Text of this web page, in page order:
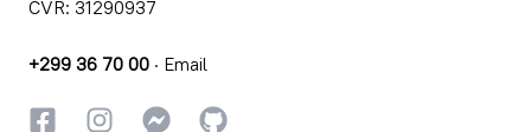
CVR: 31290937
+299 36 70 00 · Email
FacebookkiInstagrammiInstagrammi
GitHub